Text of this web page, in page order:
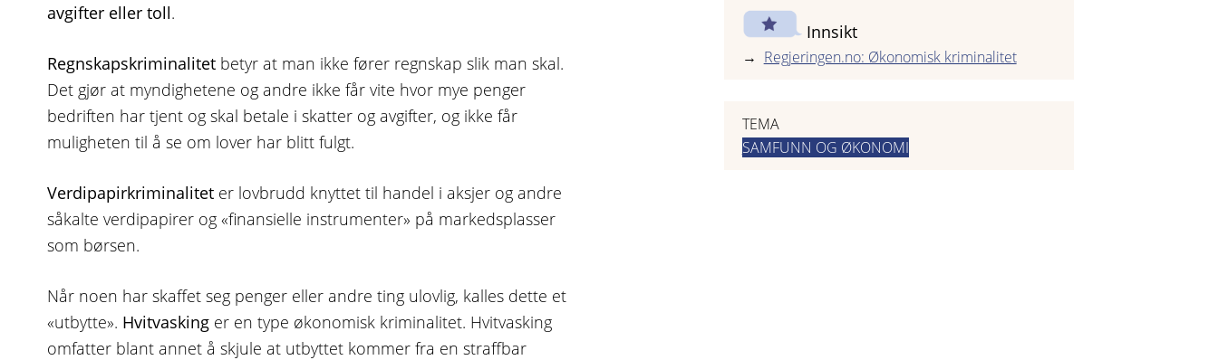
avgifter eller toll.
Regnskapskriminalitet betyr at man ikke fører regnskap slik man skal.
Det gjør at myndighetene og andre ikke får vite hvor mye penger
bedriften har tjent og skal betale i skatter og avgifter, og ikke får
muligheten til å se om lover har blitt fulgt.
Verdipapirkriminalitet er lovbrudd knyttet til handel i aksjer og andre
såkalte verdipapirer og «finansielle instrumenter» på markedsplasser
som børsen.
Når noen har skaffet seg penger eller andre ting ulovlig, kalles dette et
«utbytte». Hvitvasking er en type økonomisk kriminalitet. Hvitvasking
omfatter blant annet å skjule at utbyttet kommer fra en straffbar
Innsikt
Regjeringen.no: Økonomisk kriminalitet
TEMA
SAMFUNN OG ØKONOMI